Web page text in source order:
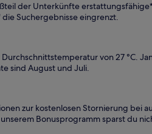
der Unterkünfte
Suchergebnisse eingrenzt.
von 27 °C.
sind August und Juli.
zur kostenlosen Stornierung bei
Bonusprogramm sparst du